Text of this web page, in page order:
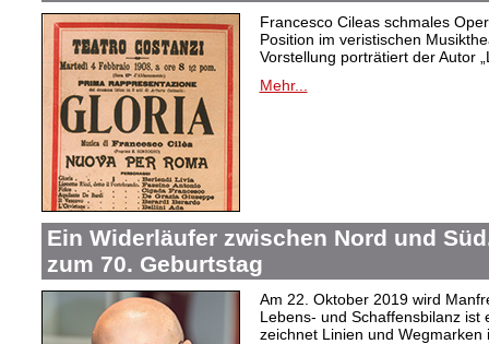
Francesco Cileas schmales
Position im veristischen
Vorstellung porträtiert der Autor
Mehr...
Ein Widerläufer zwischen Nord und
zum 70. Geburtstag
Am 22. Oktober 2019 wird
Lebens- und Schaffensbilanz
zeichnet Linien und